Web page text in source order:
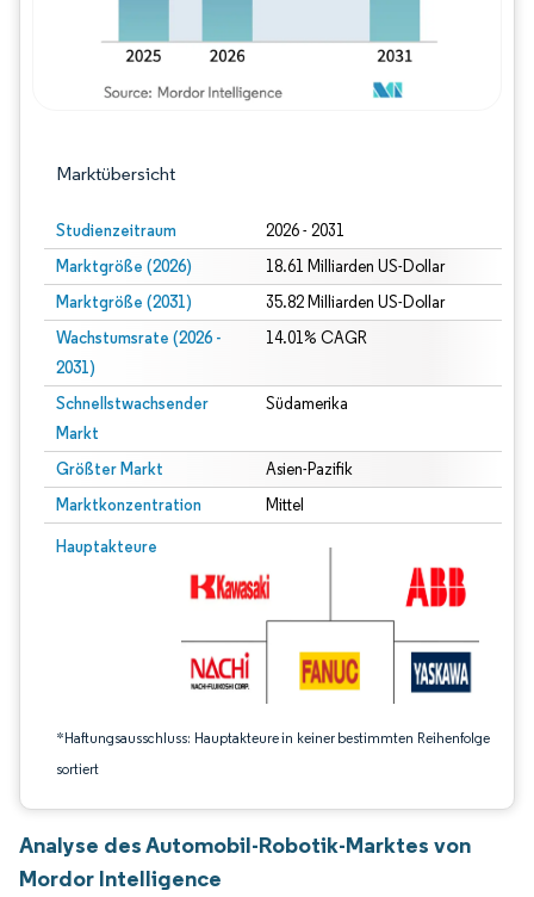
Marktübersicht
Studienzeitraum 2026 - 2031
Marktgröße (2026) 18.61 Milliarden US-Dollar
Marktgröße (2031) 35.82 Milliarden US-Dollar
Wachstumsrate (2026 -
2031)
14.01% CAGR
Schnellstwachsender
Markt
Südamerika
Größter Markt Asien-Pazifik
Marktkonzentration Mittel
Hauptakteure
*Haftungsausschluss: Hauptakteure in keiner bestimmten Reihenfolge
sortiert
Bild © Mordor Intelligence. Wiederverwendung erfordert Namensnennung
Analyse des Automobil-Robotik-Marktes von
Mordor Intelligence